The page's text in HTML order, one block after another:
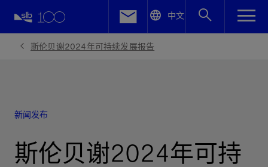
中文
斯伦贝谢2024年可持续发展报告
新闻发布
斯伦贝谢2024年可持
Facebook